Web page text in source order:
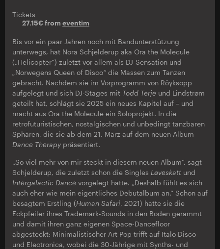
Tickets
27.15€ from eventim
Bis vor ein paar Jahren noch mit Bandunterstützung
unterwegs, hat Nora Schjelderup aka Ora the Molecule
(„Helicopter“) zuletzt vor allem als DJ-Sensation und
„Norwegens Queen of Disco“ die Massen zum Tanzen
gebracht. Nachdem sie im Vorprogramm von Röyksopp
aufgelegt und sich DJ-Stages mit Todd Terje und Lindstrøm
geteilt hat, schlägt sie 2025 ein neues Kapitel auf – und
macht aus Ora the Molecule ein Soloprojekt. In die
retrofuturistischen, nostalgischen und unbedingt tanzbaren
Sphären, die sie ab dem 21. März auf dem neuen Album
Dance Therapy präsentiert.
„So viel mehr von mir steckt in diesem neuen Album“, sagt
Schjelderup, die zuletzt schon die Singles Løveskatt und
Intergalactic Dance vorgelegt hatte. „Deshalb fühlt es sich
auch eher wie mein eigentliches Debütalbum an.“ Schon auf
besagtem Erstling (Human Safari, 2021) hatte sie die
Eckpfeiler ihres Trademark-Sounds in den Boden gerammt
und damit ihren ganz eigenen Space-Dancefloor
abgesteckt: Minimalistischer Art Pop trifft auf Italo Disco
und Electronica, wobei die 30-Jährige mit Synths- und